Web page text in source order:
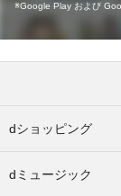
Google Play および
dショッピング
dミュージック